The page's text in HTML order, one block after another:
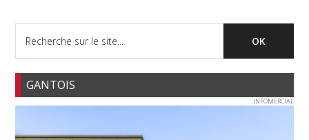
GANTOIS
INFOMERCIAL